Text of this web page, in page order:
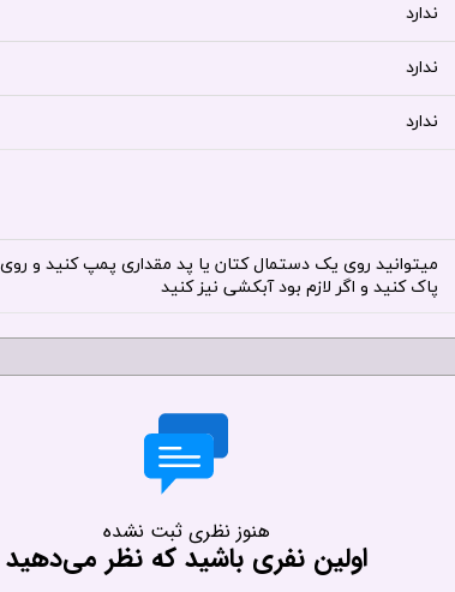
ندارد
ندارد
ندارد
میتوانید روی یک دستمال کتان یا پد مقداری پمپ کنید و
پاک کنید و اگر لازم بود آبکشی نیز کنید
هنوز نظری ثبت نشده
اولین نفری باشید که نظر می‌دهید